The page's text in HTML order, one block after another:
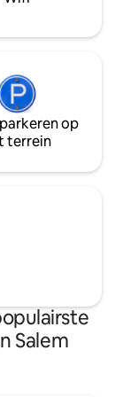
op
terrein
Salem